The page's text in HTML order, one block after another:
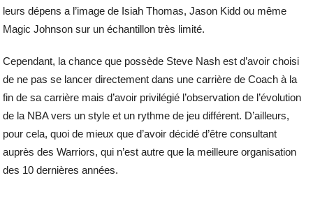
leurs dépens a l’image de Isiah Thomas, Jason Kidd ou même
Magic Johnson sur un échantillon très limité.
Cependant, la chance que possède Steve Nash est d’avoir choisi
de ne pas se lancer directement dans une carrière de Coach à la
fin de sa carrière mais d’avoir privilégié l’observation de l’évolution
de la NBA vers un style et un rythme de jeu différent. D’ailleurs,
pour cela, quoi de mieux que d’avoir décidé d’être consultant
auprès des Warriors, qui n’est autre que la meilleure organisation
des 10 dernières années.